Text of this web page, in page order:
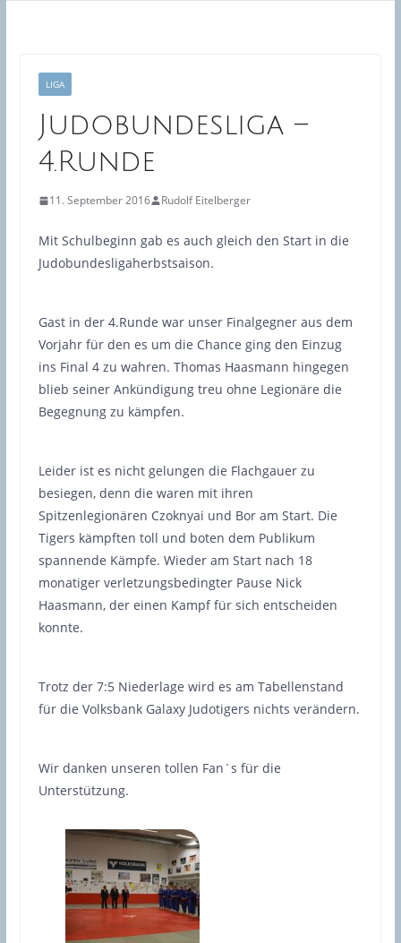
LIGA
Judobundesliga –
4.Runde
11. September 2016 Rudolf Eitelberger
Mit Schulbeginn gab es auch gleich den Start in die
Judobundesligaherbstsaison.
Gast in der 4.Runde war unser Finalgegner aus dem
Vorjahr für den es um die Chance ging den Einzug
ins Final 4 zu wahren. Thomas Haasmann hingegen
blieb seiner Ankündigung treu ohne Legionäre die
Begegnung zu kämpfen.
Leider ist es nicht gelungen die Flachgauer zu
besiegen, denn die waren mit ihren
Spitzenlegionären Czoknyai und Bor am Start. Die
Tigers kämpften toll und boten dem Publikum
spannende Kämpfe. Wieder am Start nach 18
monatiger verletzungsbedingter Pause Nick
Haasmann, der einen Kampf für sich entscheiden
konnte.
Trotz der 7:5 Niederlage wird es am Tabellenstand
für die Volksbank Galaxy Judotigers nichts verändern.
Wir danken unseren tollen Fan´s für die
Unterstützung.